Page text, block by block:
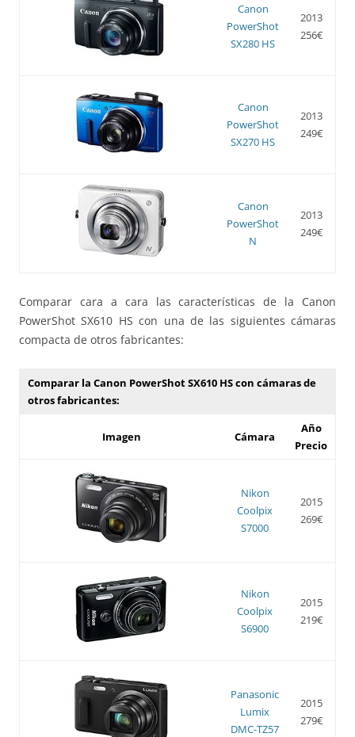
Canon
PowerShot
SX280 HS
2013
256€
Canon
PowerShot
SX270 HS
2013
249€
Canon
PowerShot
N
2013
249€
Comparar cara a cara las características de la Canon
PowerShot SX610 HS con una de las siguientes cámaras
compacta de otros fabricantes:
Comparar la Canon PowerShot SX610 HS con cámaras de
otros fabricantes:
Imagen Cámara
Año
Precio
Nikon
Coolpix
S7000
2015
269€
Nikon
Coolpix
S6900
2015
219€
Panasonic
Lumix
DMC-TZ57
2015
279€